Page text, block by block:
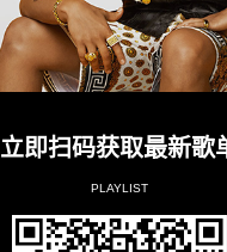
立即扫码获取最新歌
PLAYLIST